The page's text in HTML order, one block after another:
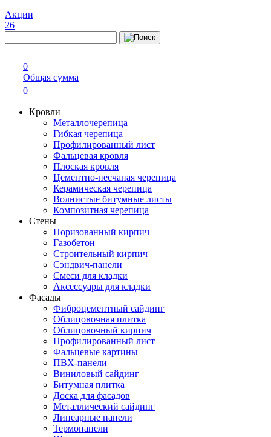
Акции
26
0
Общая сумма
0
Кровли
Металлочерепица
Гибкая черепица
Профилированный лист
Фальцевая кровля
Плоская кровля
Цементно-песчаная черепица
Керамическая черепица
Волнистые битумные листы
Композитная черепица
Стены
Поризованный кирпич
Газобетон
Строительный кирпич
Сэндвич-панели
Смеси для кладки
Аксессуары для кладки
Фасады
Фиброцементный сайдинг
Облицовочная плитка
Облицовочный кирпич
Профилированный лист
Фальцевые картины
ПВХ-панели
Виниловый сайдинг
Битумная плитка
Доска для фасадов
Металлический сайдинг
Линеарные панели
Термопанели